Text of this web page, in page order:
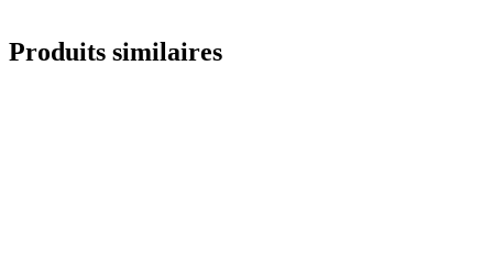
Produits similaires